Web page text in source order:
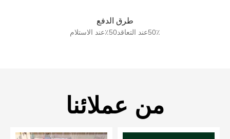
طرق الدفع
50٪عند التعاقد50٪عند الاستلام
من عملائنا